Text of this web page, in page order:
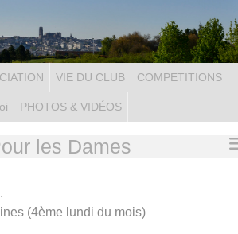
VIE DU CLUB COMPETITIONS
PHOTOS & VIDÉOS
les Dames
(4ème lundi du mois)
cookies